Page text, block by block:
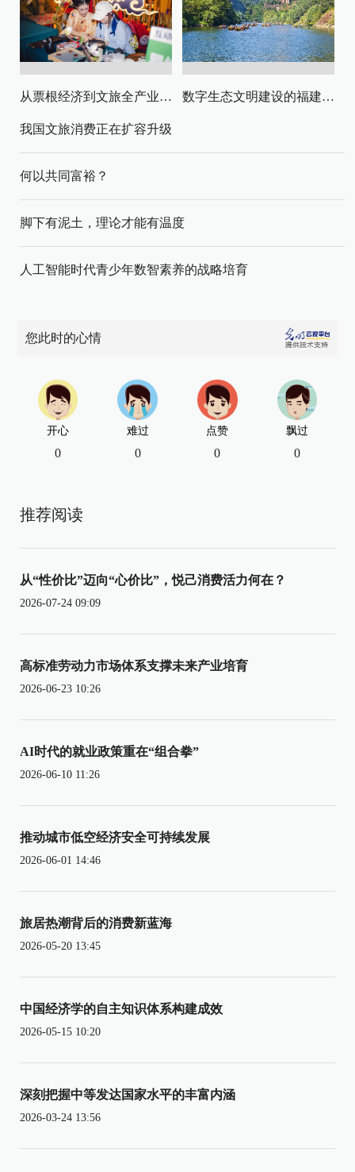
从票根经济到文旅全产业链升级 数字生态文明建设的福建路径与启示
我国文旅消费正在扩容升级
何以共同富裕？
脚下有泥土，理论才能有温度
人工智能时代青少年数智素养的战略培育
您此时的心情
开心
0
难过
0
点赞
0
飘过
0
推荐阅读
从“性价比”迈向“心价比”，悦己消费活力何在？
2026-07-24 09:09
高标准劳动力市场体系支撑未来产业培育
2026-06-23 10:26
AI时代的就业政策重在“组合拳”
2026-06-10 11:26
推动城市低空经济安全可持续发展
2026-06-01 14:46
旅居热潮背后的消费新蓝海
2026-05-20 13:45
中国经济学的自主知识体系构建成效
2026-05-15 10:20
深刻把握中等发达国家水平的丰富内涵
2026-03-24 13:56